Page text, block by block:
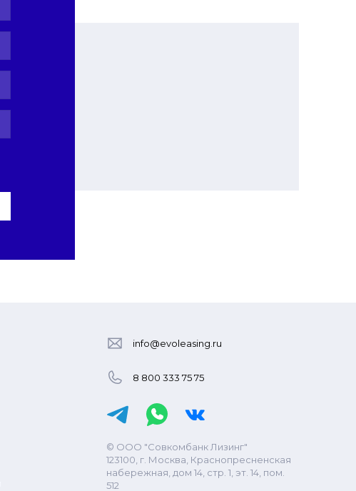
info@evoleasing.ru
8 800 333 75 75
© ООО "Совкомбанк Лизинг"
123100, г. Москва, Краснопресненская
набережная, дом 14, стр. 1, эт. 14, пом.
512